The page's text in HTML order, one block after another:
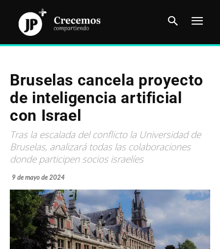
Bruselas cancela proyecto
de inteligencia artificial
con Israel
Tras la escalada del conflicto la Universidad de
Bruselas, analizará todas las colaboraciones
donde participen socios israelíes
9 de mayo de 2024